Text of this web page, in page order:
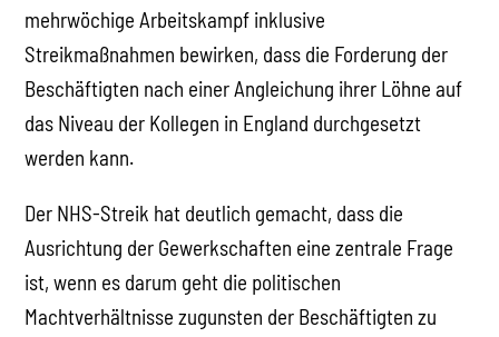
mehrwöchige Arbeitskampf inklusive
Streikmaßnahmen bewirken, dass die Forderung der
Beschäftigten nach einer Angleichung ihrer Löhne auf
das Niveau der Kollegen in England durchgesetzt
werden kann.
Der NHS-Streik hat deutlich gemacht, dass die
Ausrichtung der Gewerkschaften eine zentrale Frage
ist, wenn es darum geht die politischen
Machtverhältnisse zugunsten der Beschäftigten zu